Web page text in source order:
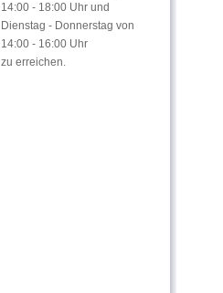
14:00 - 18:00 Uhr und
Dienstag - Donnerstag von
14:00 - 16:00 Uhr
zu erreichen.